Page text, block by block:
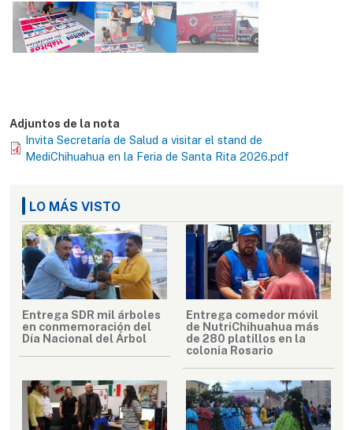
Adjuntos de la nota
Invita Secretaría de Salud a visitar el stand de
MediChihuahua en la Feria de Santa Rita 2026.pdf
LO MÁS VISTO
Entrega SDR mil árboles
en conmemoración del
Día Nacional del Árbol
Entrega comedor móvil
de NutriChihuahua más
de 280 platillos en la
colonia Rosario